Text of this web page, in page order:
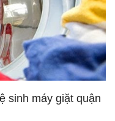
sinh máy giặt quận